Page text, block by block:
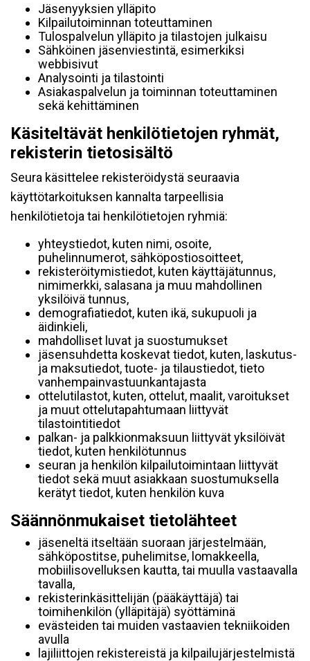
Jäsenyyksien ylläpito
Kilpailutoiminnan toteuttaminen
Tulospalvelun ylläpito ja tilastojen julkaisu
Sähköinen jäsenviestintä, esimerkiksi
webbisivut
Analysointi ja tilastointi
Asiakaspalvelun ja toiminnan toteuttaminen
sekä kehittäminen
Käsiteltävät henkilötietojen ryhmät,
rekisterin tietosisältö
Seura käsittelee rekisteröidystä seuraavia
käyttötarkoituksen kannalta tarpeellisia
henkilötietoja tai henkilötietojen ryhmiä:
yhteystiedot, kuten nimi, osoite,
puhelinnumerot, sähköpostiosoitteet,
rekisteröitymistiedot, kuten käyttäjätunnus,
nimimerkki, salasana ja muu mahdollinen
yksilöivä tunnus,
demografiatiedot, kuten ikä, sukupuoli ja
äidinkieli,
mahdolliset luvat ja suostumukset
jäsensuhdetta koskevat tiedot, kuten, laskutus-
ja maksutiedot, tuote- ja tilaustiedot, tieto
vanhempainvastuunkantajasta
ottelutilastot, kuten, ottelut, maalit, varoitukset
ja muut ottelutapahtumaan liittyvät
tilastointitiedot
palkan- ja palkkionmaksuun liittyvät yksilöivät
tiedot, kuten henkilötunnus
seuran ja henkilön kilpailutoimintaan liittyvät
tiedot sekä muut asiakkaan suostumuksella
kerätyt tiedot, kuten henkilön kuva
Säännönmukaiset tietolähteet
jäseneltä itseltään suoraan järjestelmään,
sähköpostitse, puhelimitse, lomakkeella,
mobiilisovelluksen kautta, tai muulla vastaavalla
tavalla,
rekisterinkäsittelijän (pääkäyttäjä) tai
toimihenkilön (ylläpitäjä) syöttäminä
evästeiden tai muiden vastaavien tekniikoiden
avulla
lajiliittojen rekistereistä ja kilpailujärjestelmistä